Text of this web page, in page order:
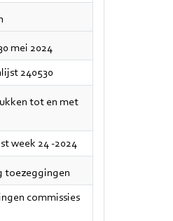
mei 2024
240530
tot en met
week 24 -2024
toezeggingen
commissies